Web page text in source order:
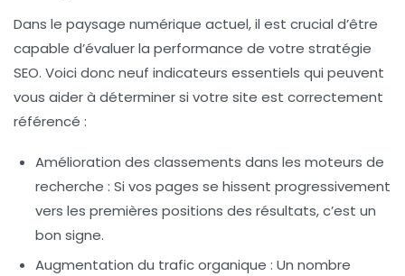
Dans le paysage numérique actuel, il est crucial d’être
capable d’évaluer la performance de votre stratégie
SEO. Voici donc neuf indicateurs essentiels qui peuvent
vous aider à déterminer si votre site est correctement
référencé :
Amélioration des classements dans les moteurs de
recherche : Si vos pages se hissent progressivement
vers les premières positions des résultats, c’est un
bon signe.
Augmentation du trafic organique : Un nombre